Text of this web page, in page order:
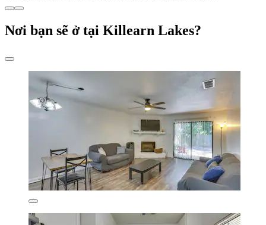
Nơi bạn sẽ ở tại Killearn Lakes?